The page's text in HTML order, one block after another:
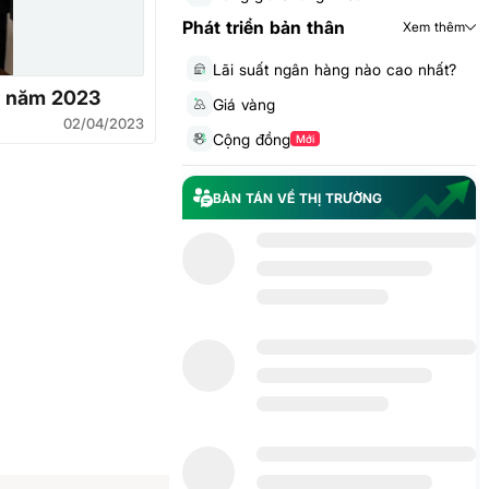
2023
02/04/2023
Phát triển bản thân Xem thêm
Lãi suất ngân hàng nào cao nhất?
Giá vàng
Cộng đồng Mới
BÀN TÁN VỀ THỊ TRƯỜNG